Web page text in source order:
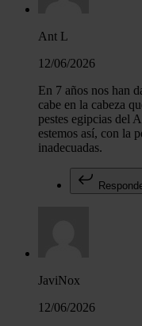
hecho de sus
Ant L
12/06/2026
En 7 años nos han
cabe en la cabeza
pestes egipcias del
estemos así, con la
inadecuadas.
JaviNox
12/06/2026